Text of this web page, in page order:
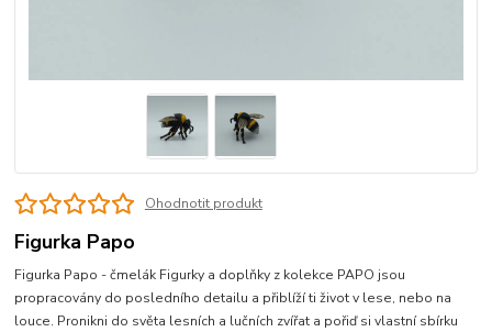
Ohodnotit produkt
Figurka Papo
Figurka Papo - čmelák Figurky a doplňky z kolekce PAPO jsou
propracovány do posledního detailu a přiblíží ti život v lese, nebo na
louce. Pronikni do světa lesních a lučních zvířat a pořiď si vlastní sbírku